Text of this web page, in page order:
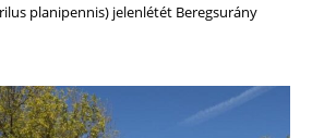
planipennis) jelenlétét Beregsurány